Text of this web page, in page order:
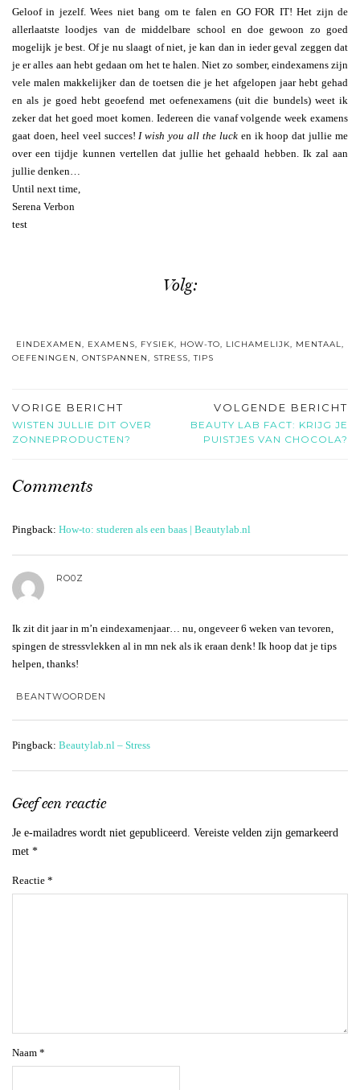
Geloof in jezelf. Wees niet bang om te falen en GO FOR IT! Het zijn de
allerlaatste loodjes van de middelbare school en doe gewoon zo goed
mogelijk je best. Of je nu slaagt of niet, je kan dan in ieder geval zeggen dat
je er alles aan hebt gedaan om het te halen. Niet zo somber, eindexamens zijn
vele malen makkelijker dan de toetsen die je het afgelopen jaar hebt gehad
en als je goed hebt geoefend met oefenexamens (uit die bundels) weet ik
zeker dat het goed moet komen. Iedereen die vanaf volgende week examens
gaat doen, heel veel succes!I wish you all the lucken ik hoop dat jullie me
over een tijdje kunnen vertellen dat jullie het gehaald hebben. Ik zal aan
jullie denken…
Until next time,
Serena Verbon
test
Volg:
EINDEXAMEN, EXAMENS, FYSIEK, HOW-TO, LICHAMELIJK, MENTAAL,
OEFENINGEN, ONTSPANNEN, STRESS,TIPS
VORIGE BERICHT
WISTEN JULLIE DIT OVER
ZONNEPRODUCTEN?
VOLGENDE BERICHT
BEAUTY LAB FACT: KRIJG JE
PUISTJES VAN CHOCOLA?
Comments
Pingback: How-to: studeren als een baas | Beautylab.nl
RO0Z
Ik zit dit jaar in m’n eindexamenjaar… nu, ongeveer 6 weken van tevoren,
spingen de stressvlekken al in mn nek als ik eraan denk! Ik hoop dat je tips
helpen, thanks!
BEANTWOORDEN
Pingback: Beautylab.nl – Stress
Geef een reactie
Je e-mailadres wordt niet gepubliceerd. Vereiste velden zijn gemarkeerd
met *
Reactie *
Naam *